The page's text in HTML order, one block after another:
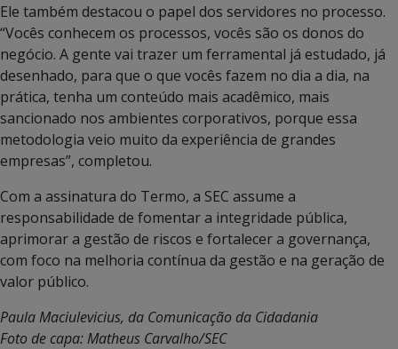
Ele também destacou o papel dos servidores no processo.
“Vocês conhecem os processos, vocês são os donos do
negócio. A gente vai trazer um ferramental já estudado, já
desenhado, para que o que vocês fazem no dia a dia, na
prática, tenha um conteúdo mais acadêmico, mais
sancionado nos ambientes corporativos, porque essa
metodologia veio muito da experiência de grandes
empresas”, completou.
Com a assinatura do Termo, a SEC assume a
responsabilidade de fomentar a integridade pública,
aprimorar a gestão de riscos e fortalecer a governança,
com foco na melhoria contínua da gestão e na geração de
valor público.
Paula Maciulevicius, da Comunicação da Cidadania
Foto de capa: Matheus Carvalho/SEC